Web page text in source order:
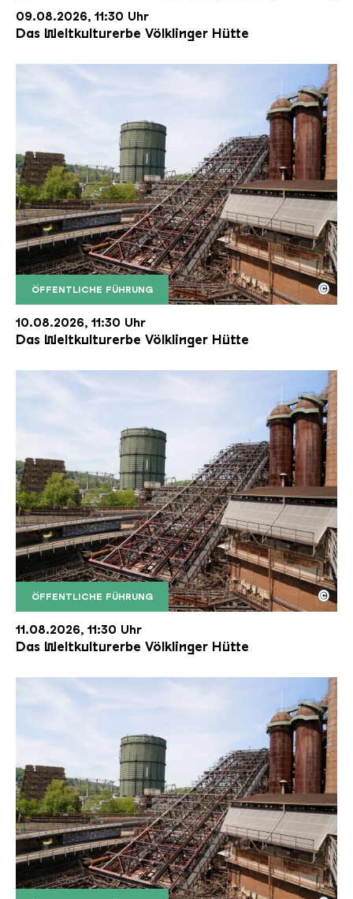
09.08.2026, 11:30 Uhr
Das Weltkulturerbe Völklinger Hütte
ÖFFENTLICHE FÜHRUNG
Der Erzschrägaufzug der Völklinger Hütte mit
Copyright: Weltkulturerbe Völklinger Hütte | Karl
©
10.08.2026, 11:30 Uhr
Das Weltkulturerbe Völklinger Hütte
ÖFFENTLICHE FÜHRUNG
Der Erzschrägaufzug der Völklinger Hütte mit
Copyright: Weltkulturerbe Völklinger Hütte | Karl
©
11.08.2026, 11:30 Uhr
Das Weltkulturerbe Völklinger Hütte